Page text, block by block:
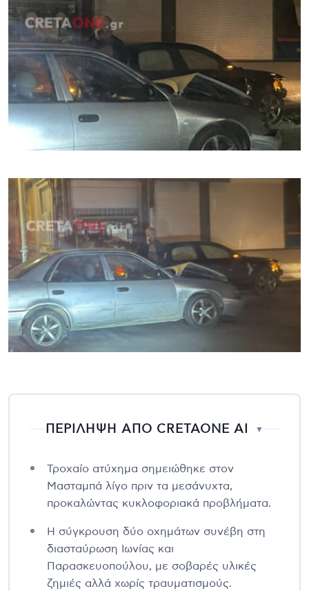
ΠΕΡΙΛΗΨΗ ΑΠΟ CRETAONE AI ▼
Τροχαίο ατύχημα σημειώθηκε στον
Μασταμπά λίγο πριν τα μεσάνυχτα,
προκαλώντας κυκλοφοριακά προβλήματα.
Η σύγκρουση δύο οχημάτων συνέβη στη
διασταύρωση Ιωνίας και
Παρασκευοπούλου, με σοβαρές υλικές
ζημιές αλλά χωρίς τραυματισμούς.